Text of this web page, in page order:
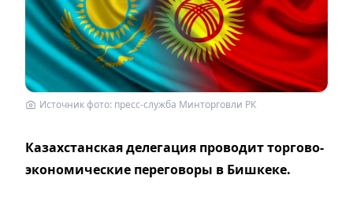
Источник фото: пресс-служба Минторговли РК
Казахстанская делегация проводит торгово-
экономические переговоры в Бишкеке.